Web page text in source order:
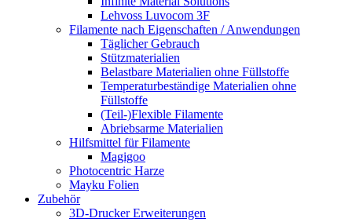
Lehvoss Luvocom 3F
Filamente nach Eigenschaften / Anwendungen
Täglicher Gebrauch
Stützmaterialien
Belastbare Materialien ohne Füllstoffe
Temperaturbeständige Materialien ohne
Füllstoffe
(Teil-)Flexible Filamente
Abriebsarme Materialien
Hilfsmittel für Filamente
Magigoo
Photocentric Harze
Mayku Folien
Zubehör
3D-Drucker Erweiterungen